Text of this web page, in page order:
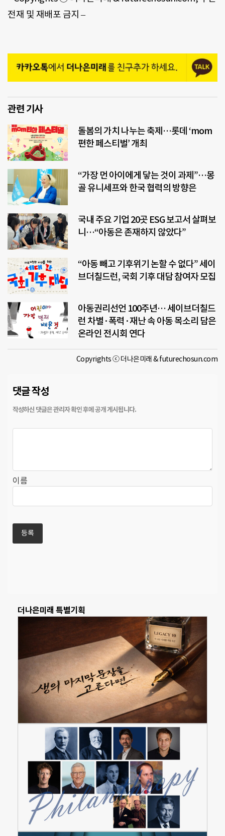
전재 및 재배포 금지 –
관련 기사
돌봄의 가치 나누는 축제…롯데 ‘mom
편한 페스티벌’ 개최
“가장 먼 아이에게 닿는 것이 과제”…몽
골 유니세프와 한국 협력의 방향은
국내 주요 기업 20곳 ESG 보고서 살펴보
니…“아동은 존재하지 않았다”
“아동 빼고 기후위기 논할 수 없다” 세이
브더칠드런, 국회 기후 대담 참여자 모집
아동권리선언 100주년… 세이브더칠드
런 차별·폭력·재난 속 아동 목소리 담은
온라인 전시회 연다
Copyrights ⓒ 더나은미래 & futurechosun.com
댓글 작성
이름
더나은미래 특별기획